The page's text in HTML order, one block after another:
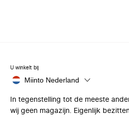
U winkelt bij
Miinto Nederland
In tegenstelling tot de meeste
wij geen magazijn. Eigenlijk